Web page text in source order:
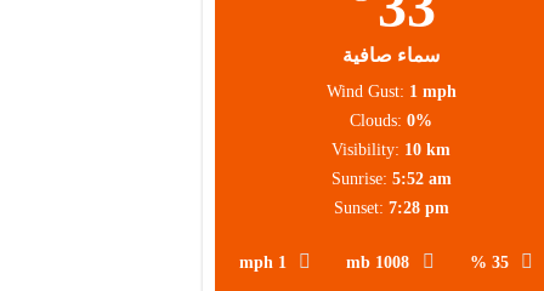
سماء صافية
35 %
1008 mb
1 mph
Wind Gust: 1 mph
Clouds: 0%
Visibility: 10 km
Sunrise: 5:52 am
Sunset: 7:28 pm